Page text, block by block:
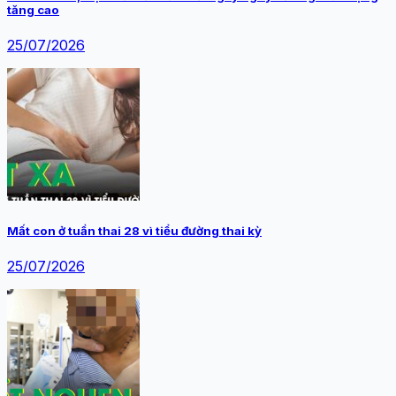
tăng cao
25/07/2026
Mất con ở tuần thai 28 vì tiểu đường thai kỳ
25/07/2026